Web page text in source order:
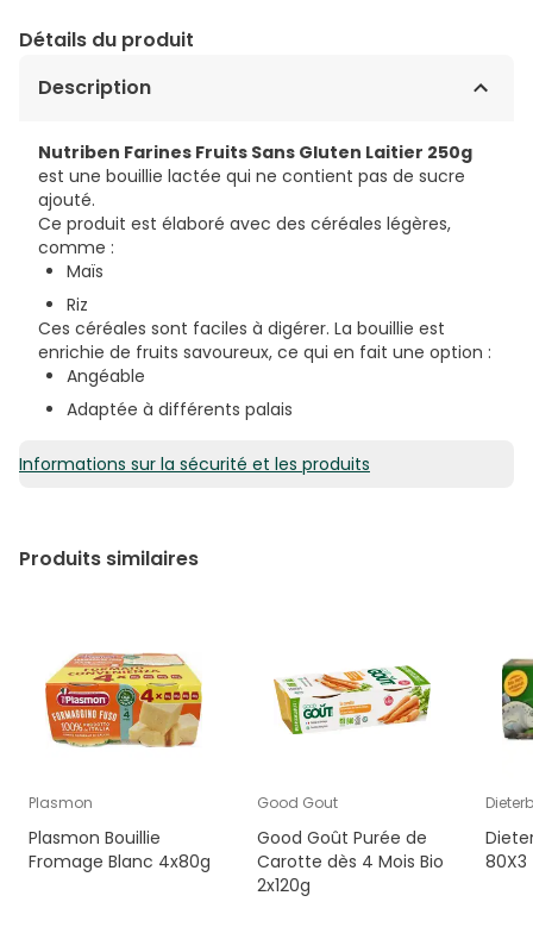
Détails du produit
Description
Nutriben Farines Fruits Sans Gluten Laitier 250g
est une bouillie lactée qui ne contient pas de sucre
ajouté.
Ce produit est élaboré avec des céréales légères,
comme :
Maïs
Riz
Ces céréales sont faciles à digérer. La bouillie est
enrichie de fruits savoureux, ce qui en fait une option :
Angéable
Adaptée à différents palais
Informations sur la sécurité et les produits
Produits similaires
Plasmon
Plasmon Bouillie
Fromage Blanc 4x80g
Good Gout
Good Goût Purée de
Carotte dès 4 Mois Bio
2x120g
80X3